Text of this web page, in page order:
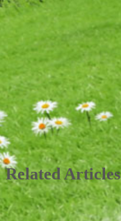
Related Articles